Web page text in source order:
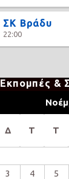
ΣΚ Βράδυ
22:00
Εκπομπές &
Δ Τ Τ
3
4 5